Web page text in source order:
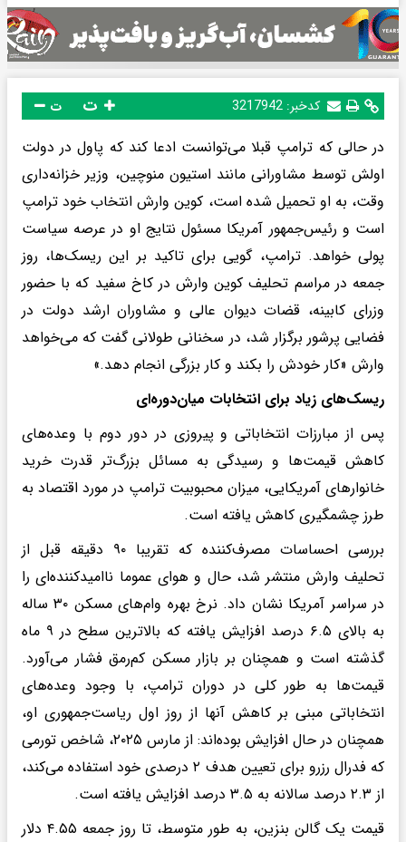
کدخبر: 3217942 ت
​در حالی که ترامپ قبلا می‌توانست ادعا کند که پاول در دولت
اولش توسط مشاورانی مانند استیون منوچین، وزیر خزانه‌داری
وقت، به او تحمیل شده است، کوین وارش انتخاب خود ترامپ
است و رئیس‌جمهور آمریکا مسئول نتایج او در عرصه سیاست
پولی خواهد. ترامپ، گویی برای تاکید بر این ریسک‌ها، روز
جمعه در مراسم تحلیف کوین وارش در کاخ سفید که با حضور
وزرای کابینه، قضات دیوان عالی و مشاوران ارشد دولت در
فضایی پرشور برگزار شد، در سخنانی طولانی گفت که می‌خواهد
وارش «کار خودش را بکند و کار بزرگی انجام دهد.»
ریسک‌های زیاد برای انتخابات میان‌دوره‌ای
پس از مبارزات انتخاباتی و پیروزی در دور دوم با وعده‌های
کاهش قیمت‌ها و رسیدگی به مسائل بزرگ‌تر قدرت خرید
خانوارهای آمریکایی، میزان محبوبیت ترامپ در مورد اقتصاد به
طرز چشمگیری کاهش یافته است.
بررسی احساسات مصرف‌کننده که تقریبا ۹۰ دقیقه قبل از
تحلیف وارش منتشر شد، حال و هوای عموما ناامیدکننده‌ای را
در سراسر آمریکا نشان داد. نرخ بهره وام‌های مسکن ۳۰ ساله
به بالای ۶.۵ درصد افزایش یافته که بالاترین سطح در ۹ ماه
گذشته است و همچنان بر بازار مسکن کم‌رمق فشار می‌آورد.
قیمت‌ها به طور کلی در دوران ترامپ، با وجود وعده‌های
انتخاباتی مبنی بر کاهش آنها از روز اول ریاست‌جمهوری او،
همچنان در حال افزایش بوده‌اند: از مارس ۲۰۲۵، شاخص تورمی
که فدرال رزرو برای تعیین هدف ۲ درصدی خود استفاده می‌کند،
از ۲.۳ درصد سالانه به ۳.۵ درصد افزایش یافته است.
قیمت یک گالن بنزین، به طور متوسط، تا روز جمعه ۴.۵۵ دلار